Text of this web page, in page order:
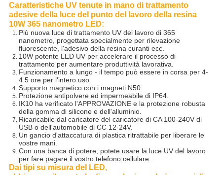
Caratteristiche UV tenute in mano di trattamento
adesive della luce del punto del lavoro della resina
10W 365 nanometroLED:
Più nuova luce di trattamento UV del lavoro di 365
nanometro, progettata specialmente per rilevazione
fluorescente, l'adesivo della resina curanti ecc.
10W potente LED UV per accelerare il processo di
trattamento per aumentare produttività lavorativa.
Funzionamento a lungo - il tempo può essere in corsa per 4-
4.5 ore per l'intero uso.
Supporto magnetico con i magneti N50.
Protezione antipolvere ed impermeabile di IP64.
IK10 ha verificato l'APPROVAZIONE e la protezione robusta
della gomma di silicone e dell'alluminio.
Ricaricabile dal caricatore del caricatore di CA 100-240V di
USB o dell'automobile di CC 12-24V.
Un gancio d'attaccatura di plastica ritrattabile per liberare le
vostre mani.
Con una banca di potere, potete usare la luce UV del lavoro
per fare pagare il vostro telefono cellulare.
Dai tipi su misura del LED,